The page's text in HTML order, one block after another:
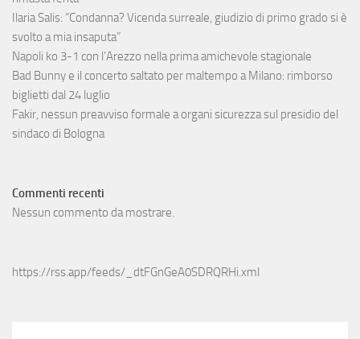
Ilaria Salis: “Condanna? Vicenda surreale, giudizio di primo grado si è
svolto a mia insaputa”
Napoli ko 3-1 con l’Arezzo nella prima amichevole stagionale
Bad Bunny e il concerto saltato per maltempo a Milano: rimborso
biglietti dal 24 luglio
Fakir, nessun preavviso formale a organi sicurezza sul presidio del
sindaco di Bologna
Commenti recenti
Nessun commento da mostrare.
https://rss.app/feeds/_dtFGnGeA0SDRQRHi.xml